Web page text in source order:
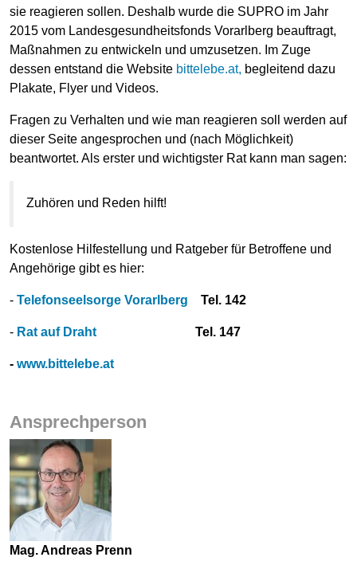
sie reagieren sollen. Deshalb wurde die SUPRO im Jahr
2015 vom Landesgesundheitsfonds Vorarlberg beauftragt,
Maßnahmen zu entwickeln und umzusetzen. Im Zuge
dessen entstand die Website bittelebe.at, begleitend dazu
Plakate, Flyer und Videos.
Fragen zu Verhalten und wie man reagieren soll werden auf
dieser Seite angesprochen und (nach Möglichkeit)
beantwortet. Als erster und wichtigster Rat kann man sagen:
Zuhören und Reden hilft!
Kostenlose Hilfestellung und Ratgeber für Betroffene und
Angehörige gibt es hier:
- Telefonseelsorge Vorarlberg Tel. 142
- Rat auf Draht Tel. 147
- www.bittelebe.at
Ansprechperson
Mag. Andreas Prenn